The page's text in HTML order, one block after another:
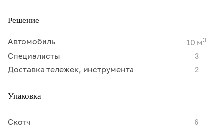
Решение
Автомобиль 10 м3
Специалисты
3
Доставка тележек, инструмента
2
Упаковка
Скотч 6